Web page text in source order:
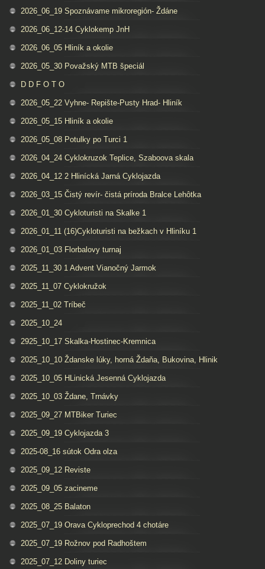
2026_06_19 Spoznávame mikroregión- Ždáne
2026_06_12-14 Cyklokemp JnH
2026_06_05 Hliník a okolie
2026_05_30 Považský MTB špeciál
D D F O T O
2026_05_22 Vyhne- Repište-Pusty Hrad- Hliník
2026_05_15 Hliník a okolie
2026_05_08 Potulky po Turci 1
2026_04_24 Cyklokruzok Teplice, Szaboova skala
2026_04_12 2 Hlinícká Jarná Cyklojazda
2026_03_15 Čistý revír- čistá príroda Bralce Lehôtka
2026_01_30 Cykloturisti na Skalke 1
2026_01_11 (16)Cykloturisti na bežkach v Hliníku 1
2026_01_03 Florbalovy turnaj
2025_11_30 1 Advent Vianočný Jarmok
2025_11_07 Cyklokružok
2025_11_02 Tríbeč
2025_10_24
2925_10_17 Skalka-Hostinec-Kremnica
2025_10_10 Ždanske lúky, horná Ždaňa, Bukovina, Hlinik
2025_10_05 HLinická Jesenná Cyklojazda
2025_10_03 Ždane, Trnávky
2025_09_27 MTBiker Turiec
2025_09_19 Cyklojazda 3
2025-08_16 sútok Odra olza
2025_09_12 Reviste
2025_09_05 zacineme
2025_08_25 Balaton
2025_07_19 Orava Cykloprechod 4 chotáre
2025_07_19 Rožnov pod Radhoštem
2025_07_12 Doliny turiec